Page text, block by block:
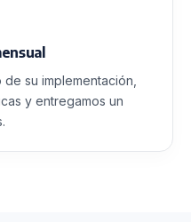
su implementación,
y entregamos un